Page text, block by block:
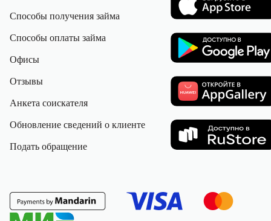
Способы получения займа
Способы оплаты займа
Офисы
Отзывы
Анкета соискателя
Обновление сведений о клиенте
Подать обращение